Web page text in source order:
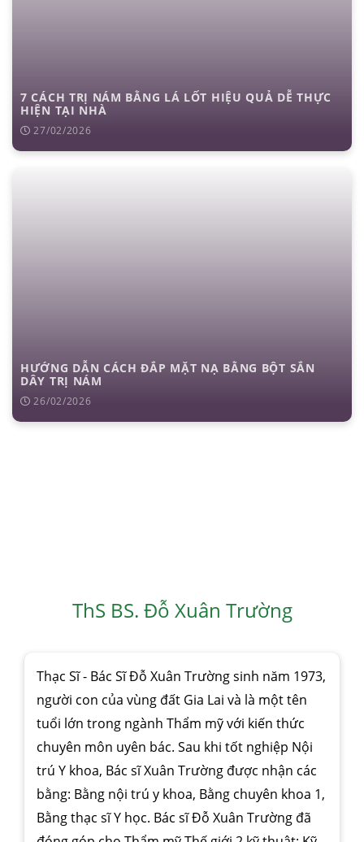
7 CÁCH TRỊ NÁM BẰNG LÁ LỐT HIỆU QUẢ DỄ THỰC
HIỆN TẠI NHÀ
27/02/2026
HƯỚNG DẪN CÁCH ĐẮP MẶT NẠ BẰNG BỘT SẮN
DÂY TRỊ NÁM
26/02/2026
ThS BS. Đỗ Xuân Trường
Thạc Sĩ - Bác Sĩ Đỗ Xuân Trường sinh năm 1973,
người con của vùng đất Gia Lai và là một tên
tuổi lớn trong ngành Thẩm mỹ với kiến thức
chuyên môn uyên bác. Sau khi tốt nghiệp Nội
trú Y khoa, Bác sĩ Xuân Trường được nhận các
bằng: Bằng nội trú y khoa, Bằng chuyên khoa 1,
Bằng thạc sĩ Y học. Bác sĩ Đỗ Xuân Trường đã